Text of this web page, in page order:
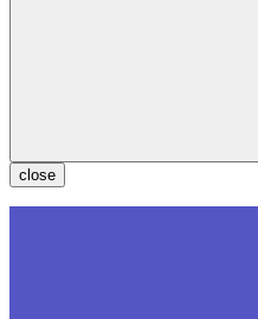
close